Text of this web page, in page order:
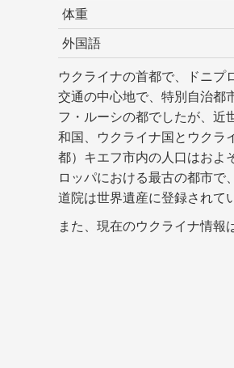
体重
外国語
ウクライナの首都で、ドニプ
交通の中心地で、特別自治都
フ・ルーシの都でしたが、近
和国、ウクライナ国とウクラ
都）キエフ市内の人口はおよ
ロッパにおける最古の都市で
道院は世界遺産に登録されて
また、現在のウクライナ情報